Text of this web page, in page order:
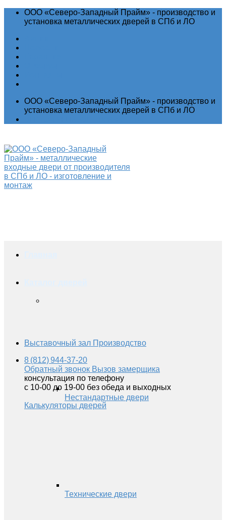
ООО «Северо-Западный Прайм» - производство и
установка металлических дверей в СПб и ЛО
ООО «Северо-Западный Прайм» - производство и
установка металлических дверей в СПб и ЛО
Выставочный зал Производство
8 (812) 944-37-20
Обратный звонок Вызов замерщика
консультация по телефону
с 10-00 до 19-00 без обеда и выходных
Калькуляторы дверей
Нестандартные двери
Технические двери